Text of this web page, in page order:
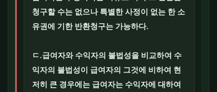
청구할 수는 없으나 특별한 사정이 없는 한 소
유권에 기한 반환청구는 가능하다.
ㄷ.급여자와 수익자의 불법성을 비교하여 수
익자의 불법성이 급여자의 그것에 비하여 현
저히 큰 경우에는 급여자는 수익자에 대하여